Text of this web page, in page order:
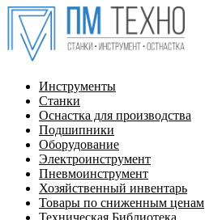
Инструменты
Станки
Оснастка для производства
Подшипники
Оборудование
Электроинструмент
Пневмоинструмент
Хозяйственный инвентарь
Товары по сниженным ценам
Техническая Библиотека